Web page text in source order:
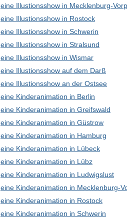
eine Illustionsshow in Mecklenburg-
eine Illustionsshow in Rostock
eine Illustionsshow in Schwerin
eine Illustionsshow in Stralsund
eine Illustionsshow in Wismar
eine Illustionsshow auf dem Darß
eine Illustionsshow an der Ostsee
eine Kinderanimation in Berlin
eine Kinderanimation in Greifswald
eine Kinderanimation in Güstrow
eine Kinderanimation in Hamburg
eine Kinderanimation in Lübeck
eine Kinderanimation in Lübz
eine Kinderanimation in Ludwigslust
eine Kinderanimation in Mecklenburg-
eine Kinderanimation in Rostock
eine Kinderanimation in Schwerin